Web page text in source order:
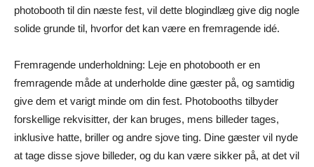
photobooth til din næste fest, vil dette blogindlæg give dig nogle
solide grunde til, hvorfor det kan være en fremragende idé.
Fremragende underholdning: Leje en photobooth er en
fremragende måde at underholde dine gæster på, og samtidig
give dem et varigt minde om din fest. Photobooths tilbyder
forskellige rekvisitter, der kan bruges, mens billeder tages,
inklusive hatte, briller og andre sjove ting. Dine gæster vil nyde
at tage disse sjove billeder, og du kan være sikker på, at det vil